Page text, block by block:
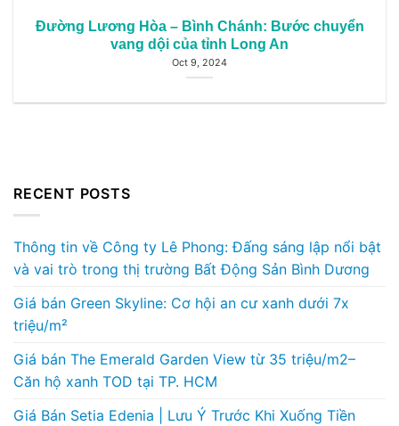
Đường Lương Hòa – Bình Chánh: Bước chuyển
vang dội của tỉnh Long An
Oct 9, 2024
RECENT POSTS
Thông tin về Công ty Lê Phong: Đấng sáng lập nổi bật
và vai trò trong thị trường Bất Động Sản Bình Dương
Giá bán Green Skyline: Cơ hội an cư xanh dưới 7x
triệu/m²
Giá bán The Emerald Garden View từ 35 triệu/m2–
Căn hộ xanh TOD tại TP. HCM
Giá Bán Setia Edenia | Lưu Ý Trước Khi Xuống Tiền